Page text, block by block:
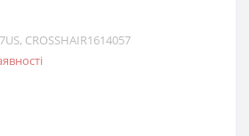
CROSSHAIR1614057